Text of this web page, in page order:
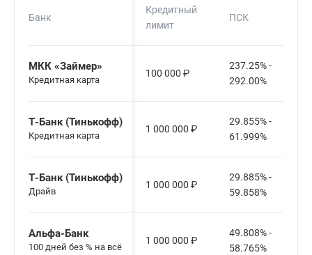
Банк
Кредитный
лимит
ПСК
МКК «Займер»
Кредитная карта
100 000 ₽
237.25% -
292.00%
Т-Банк (Тинькофф)
Кредитная карта
1 000 000 ₽
29.855% -
61.999%
Т-Банк (Тинькофф)
Драйв
1 000 000 ₽
29.885% -
59.858%
Альфа-Банк
100 дней без % на всё
1 000 000 ₽
49.808% -
58.765%